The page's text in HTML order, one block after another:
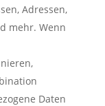
Adressen,
mehr. Wenn
Daten